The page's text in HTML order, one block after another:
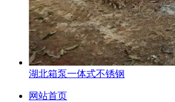
湖北箱泵一体式不锈钢
网站首页